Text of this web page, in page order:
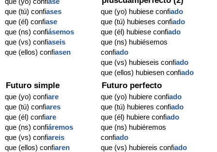
que (tú) confiases
que (él) confiase
que (ns) confiásemos
que (vs) confiaseis
que (ellos) confiasen
que (yo) hubiese confiado
que (tú) hubieses confiado
que (él) hubiese confiado
que (ns) hubiésemos
confiado
que (vs) hubieseis confiado
que (ellos) hubiesen confiado
Futuro simple
que (yo) confiare
que (tú) confiares
que (él) confiare
que (ns) confiáremos
que (vs) confiareis
que (ellos) confiaren
Futuro perfecto
que (yo) hubiere confiado
que (tú) hubieres confiado
que (él) hubiere confiado
que (ns) hubiéremos
confiado
que (vs) hubiereis confiado